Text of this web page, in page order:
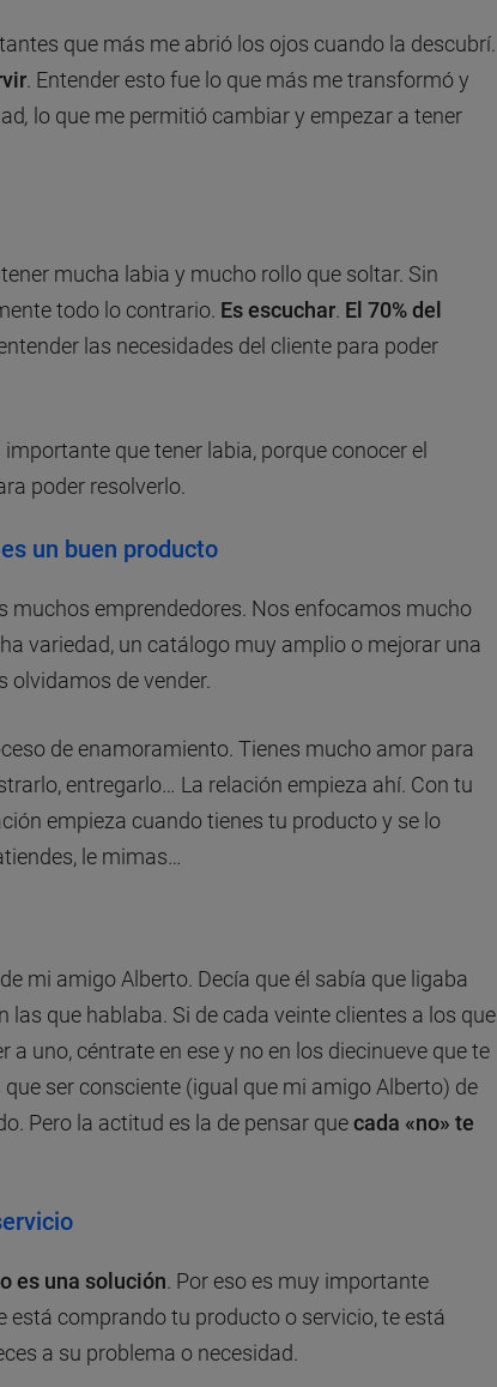
que más me abrió los ojos cuando la descubrí.
. Entender esto fue lo que más me transformó y
, lo que me permitió cambiar y empezar a tener
mucha labia y mucho rollo que soltar. Sin
todo lo contrario. Es escuchar. El 70% del
las necesidades del cliente para poder
que tener labia, porque conocer el
poder resolverlo.
un buen producto
muchos emprendedores. Nos enfocamos mucho
variedad, un catálogo muy amplio o mejorar una
olvidamos de vender.
de enamoramiento. Tienes mucho amor para
entregarlo… La relación empieza ahí. Con tu
empieza cuando tienes tu producto y se lo
le mimas…
mi amigo Alberto. Decía que él sabía que ligaba
las que hablaba. Si de cada veinte clientes a los que
uno, céntrate en ese y no en los diecinueve que te
ser consciente (igual que mi amigo Alberto) de
Pero la actitud es la de pensar quecada «no» te
es una solución . Por eso es muy importante
está comprando tu producto o servicio, te está
a su problema o necesidad.